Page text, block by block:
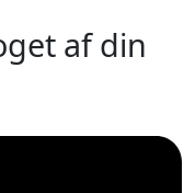
af din